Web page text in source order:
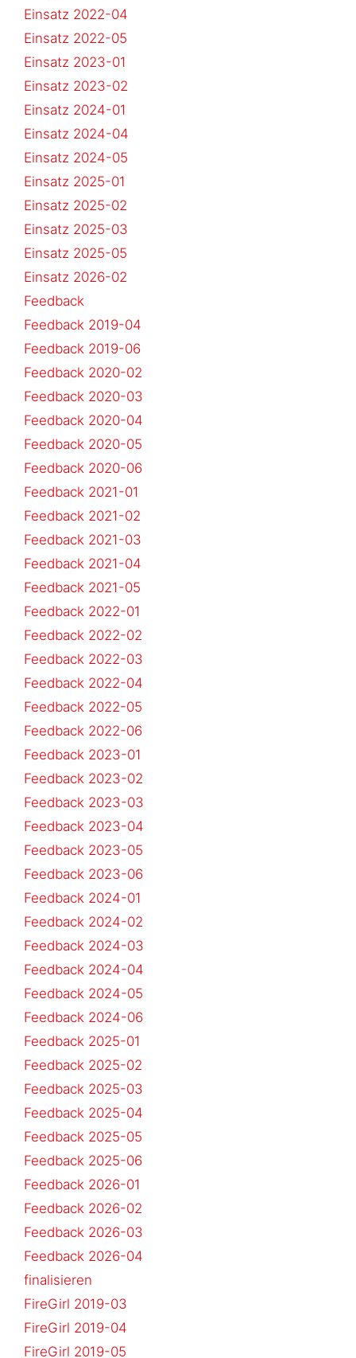
Einsatz 2022-04
Einsatz 2022-05
Einsatz 2023-01
Einsatz 2023-02
Einsatz 2024-01
Einsatz 2024-04
Einsatz 2024-05
Einsatz 2025-01
Einsatz 2025-02
Einsatz 2025-03
Einsatz 2025-05
Einsatz 2026-02
Feedback
Feedback 2019-04
Feedback 2019-06
Feedback 2020-02
Feedback 2020-03
Feedback 2020-04
Feedback 2020-05
Feedback 2020-06
Feedback 2021-01
Feedback 2021-02
Feedback 2021-03
Feedback 2021-04
Feedback 2021-05
Feedback 2022-01
Feedback 2022-02
Feedback 2022-03
Feedback 2022-04
Feedback 2022-05
Feedback 2022-06
Feedback 2023-01
Feedback 2023-02
Feedback 2023-03
Feedback 2023-04
Feedback 2023-05
Feedback 2023-06
Feedback 2024-01
Feedback 2024-02
Feedback 2024-03
Feedback 2024-04
Feedback 2024-05
Feedback 2024-06
Feedback 2025-01
Feedback 2025-02
Feedback 2025-03
Feedback 2025-04
Feedback 2025-05
Feedback 2025-06
Feedback 2026-01
Feedback 2026-02
Feedback 2026-03
Feedback 2026-04
finalisieren
FireGirl 2019-03
FireGirl 2019-04
FireGirl 2019-05